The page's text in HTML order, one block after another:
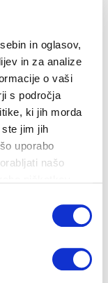
in oglasov,
in za analize
o vaši
s področja
ki jih morda
jim jih
uporabo
našo
nekaj